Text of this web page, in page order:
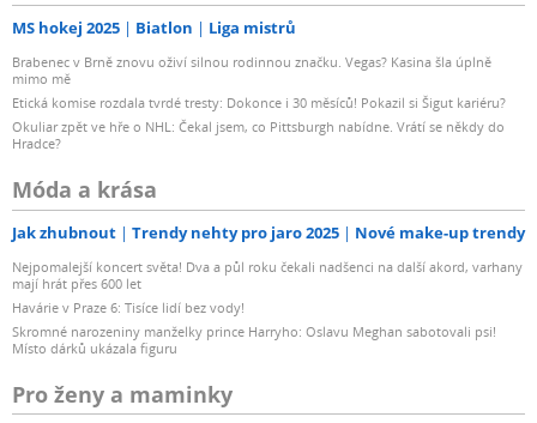
MS hokej 2025 Biatlon Liga mistrů
Brabenec v Brně znovu oživí silnou rodinnou značku. Vegas? Kasina šla úplně
mimo mě
Etická komise rozdala tvrdé tresty: Dokonce i 30 měsíců! Pokazil si Šigut kariéru?
Okuliar zpět ve hře o NHL: Čekal jsem, co Pittsburgh nabídne. Vrátí se někdy do
Hradce?
Móda a krása
Jak zhubnout Trendy nehty pro jaro 2025 Nové make-up trendy
Nejpomalejší koncert světa! Dva a půl roku čekali nadšenci na další akord, varhany
mají hrát přes 600 let
Havárie v Praze 6: Tisíce lidí bez vody!
Skromné narozeniny manželky prince Harryho: Oslavu Meghan sabotovali psi!
Místo dárků ukázala figuru
Pro ženy a maminky